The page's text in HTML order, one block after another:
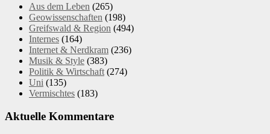
Aus dem Leben (265)
Geowissenschaften (198)
Greifswald & Region (494)
Internes (164)
Internet & Nerdkram (236)
Musik & Style (383)
Politik & Wirtschaft (274)
Uni (135)
Vermischtes (183)
Aktuelle Kommentare